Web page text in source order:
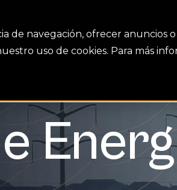
de navegación, ofrecer
uso de cookies. Para más